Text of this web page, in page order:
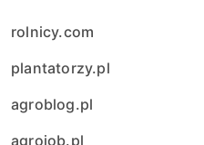
rolnicy.com
plantatorzy.pl
agroblog.pl
agrojob.pl